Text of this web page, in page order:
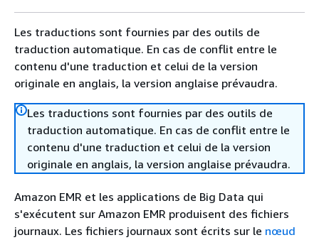
Les traductions sont fournies par des outils de
traduction automatique. En cas de conflit entre le
contenu d'une traduction et celui de la version
originale en anglais, la version anglaise prévaudra.
Les traductions sont fournies par des outils de
traduction automatique. En cas de conflit entre le
contenu d'une traduction et celui de la version
originale en anglais, la version anglaise prévaudra.
Amazon EMR et les applications de Big Data qui
s'exécutent sur Amazon EMR produisent des fichiers
journaux. Les fichiers journaux sont écrits sur le nœud